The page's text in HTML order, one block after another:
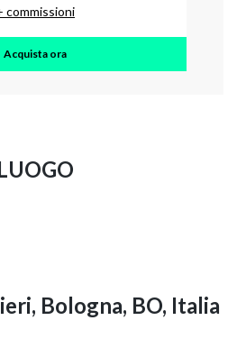
commissioni
Acquista ora
Bologna, BO, Italia